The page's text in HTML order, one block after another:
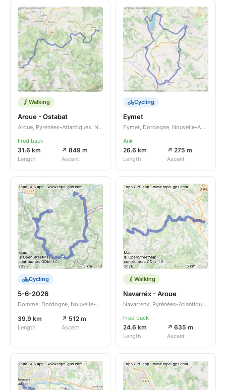
Walking
Aroue - Ostabat
Aroue, Pyrénées-Atlantiques, Nouvelle-Aquitaine, FR
Fred back
31.6 km
Length
↗ 849 m
Ascent
Cycling
Eymet
Eymet, Dordogne, Nouvelle-Aquitaine, FR
Ank
26.6 km
Length
↗ 275 m
Ascent
Cycling
5-6-2026
Domme, Dordogne, Nouvelle-Aquitaine, FR
39.9 km
Length
↗ 512 m
Ascent
Walking
Navarréx - Aroue
Navarrenx, Pyrénées-Atlantiques, Nouvelle-Aquitaine, FR
Fred back
24.6 km
Length
↗ 635 m
Ascent